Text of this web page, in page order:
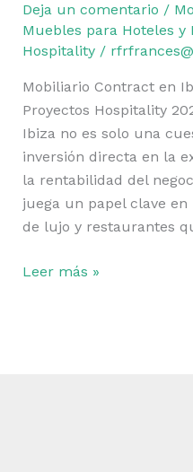
Deja un comentario /
Muebles para Hoteles y
Hospitality/
Mobiliario Contract en
Proyectos Hospitality
Ibiza no es solo una
inversión directa en la
la rentabilidad del
juega un papel clave
de lujo y restaurantes
Completa
para
Hospitality
2026
Leer más »